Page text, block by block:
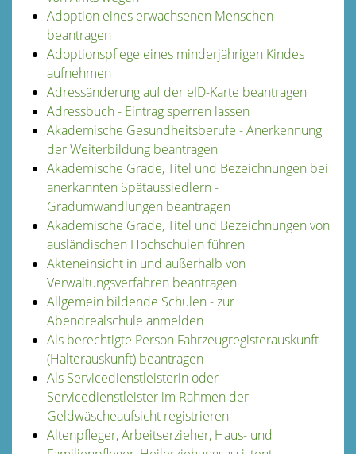
Adoption eines erwachsenen Menschen
beantragen
Adoptionspflege eines minderjährigen Kindes
aufnehmen
Adressänderung auf der eID-Karte beantragen
Adressbuch - Eintrag sperren lassen
Akademische Gesundheitsberufe - Anerkennung
der Weiterbildung beantragen
Akademische Grade, Titel und Bezeichnungen bei
anerkannten Spätaussiedlern -
Gradumwandlungen beantragen
Akademische Grade, Titel und Bezeichnungen von
ausländischen Hochschulen führen
Akteneinsicht in und außerhalb von
Verwaltungsverfahren beantragen
Allgemein bildende Schulen - zur
Abendrealschule anmelden
Als berechtigte Person Fahrzeugregisterauskunft
(Halterauskunft) beantragen
Als Servicedienstleisterin oder
Servicedienstleister im Rahmen der
Geldwäscheaufsicht registrieren
Altenpfleger, Arbeitserzieher, Haus- und